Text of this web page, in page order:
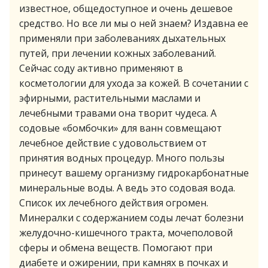
известное, общедоступное и очень дешевое
средство. Но все ли мы о ней знаем? Издавна ее
применяли при заболеваниях дыхательных
путей, при лечении кожных заболеваний.
Сейчас соду активно применяют в
косметологии для ухода за кожей. В сочетании с
эфирными, растительными маслами и
лечебными травами она творит чудеса. А
содовые «бомбочки» для ванн совмещают
лечебное действие с удовольствием от
принятия водных процедур. Много пользы
принесут вашему организму гидрокарбонатные
минеральные воды. А ведь это содовая вода.
Список их лечебного действия огромен.
Минералки с содержанием соды лечат болезни
желудочно-кишечного тракта, мочеполовой
сферы и обмена веществ. Помогают при
диабете и ожирении, при камнях в почках и